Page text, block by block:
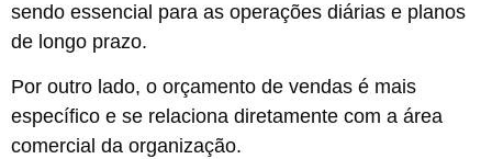
sendo essencial para as operações diárias e planos
de longo prazo.
Por outro lado, o orçamento de vendas é mais
específico e se relaciona diretamente com a área
comercial da organização.